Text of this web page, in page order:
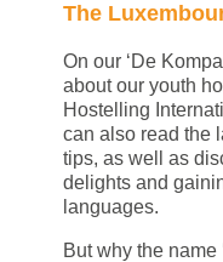
The
On our ‘De
about our youth
Hostelling
can also read the
tips, as well as
delights and
languages.
But why the name